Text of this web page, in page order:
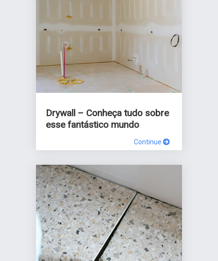
Drywall – Conheça tudo sobre
esse fantástico mundo
Continue